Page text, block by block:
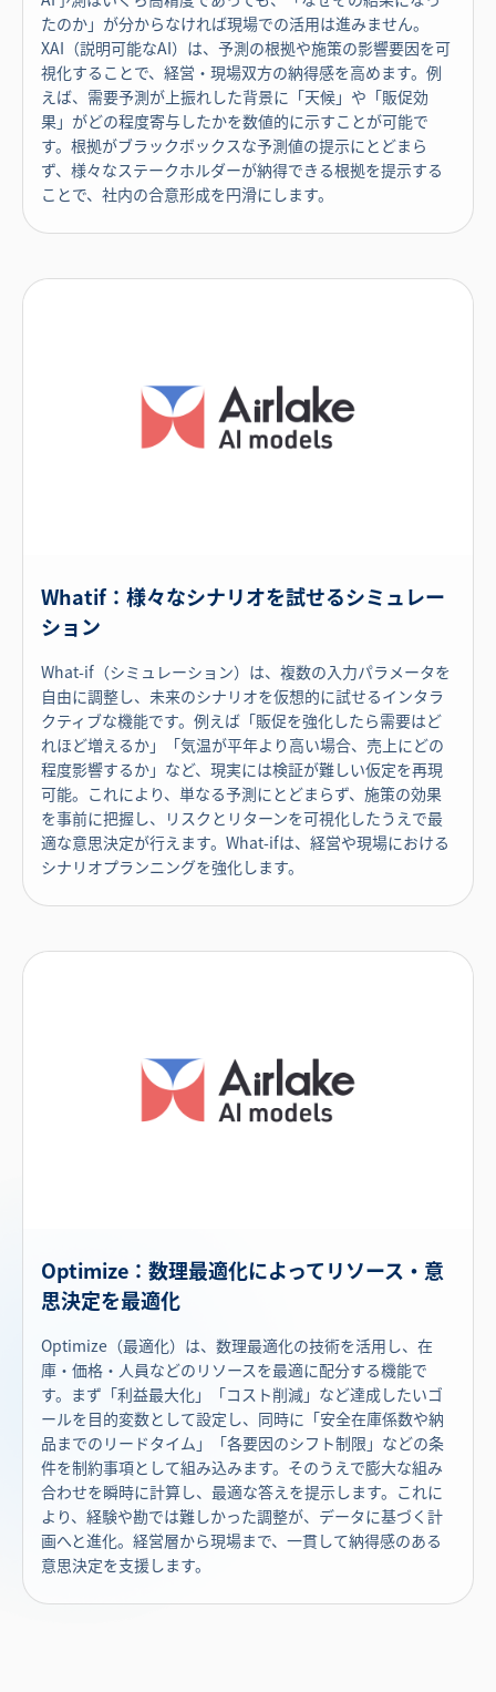
たのか」が分からなければ現場での活用は進みません。
XAI（説明可能なAI）は、予測の根拠や施策の影響要因を可
視化することで、経営・現場双方の納得感を高めます。例
えば、需要予測が上振れした背景に「天候」や「販促効
果」がどの程度寄与したかを数値的に示すことが可能で
す。根拠がブラックボックスな予測値の提示にとどまら
ず、様々なステークホルダーが納得できる根拠を提示する
ことで、社内の合意形成を円滑にします。
Whatif：様々なシナリオを試せるシミュレー
ション
What-if（シミュレーション）は、複数の入力パラメータを
自由に調整し、未来のシナリオを仮想的に試せるインタラ
クティブな機能です。例えば「販促を強化したら需要はど
れほど増えるか」「気温が平年より高い場合、売上にどの
程度影響するか」など、現実には検証が難しい仮定を再現
可能。これにより、単なる予測にとどまらず、施策の効果
を事前に把握し、リスクとリターンを可視化したうえで最
適な意思決定が行えます。What-ifは、経営や現場における
シナリオプランニングを強化します。
Optimize：数理最適化によってリソース・意
思決定を最適化
Optimize（最適化）は、数理最適化の技術を活用し、在
庫・価格・人員などのリソースを最適に配分する機能で
す。まず「利益最大化」「コスト削減」など達成したいゴ
ールを目的変数として設定し、同時に「安全在庫係数や納
品までのリードタイム」「各要因のシフト制限」などの条
件を制約事項として組み込みます。そのうえで膨大な組み
合わせを瞬時に計算し、最適な答えを提示します。これに
より、経験や勘では難しかった調整が、データに基づく計
画へと進化。経営層から現場まで、一貫して納得感のある
意思決定を支援します。